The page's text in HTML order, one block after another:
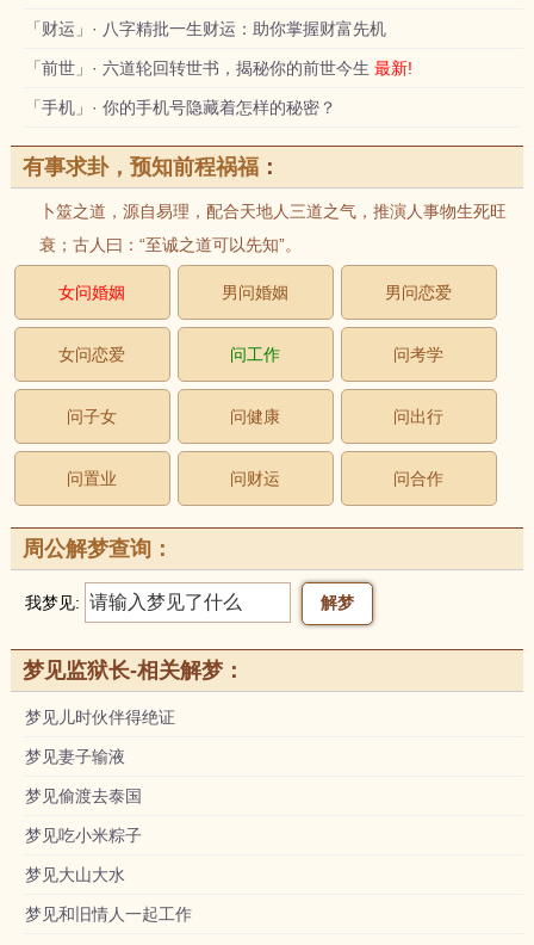
「财运」· 八字精批一生财运：助你掌握财富先机
「前世」· 六道轮回转世书，揭秘你的前世今生 最新!
「手机」· 你的手机号隐藏着怎样的秘密？
有事求卦，预知前程祸福：
卜筮之道，源自易理，配合天地人三道之气，推演人事物生死旺
衰；古人曰：“至诚之道可以先知”。
女问婚姻 男问婚姻 男问恋爱
女问恋爱 问工作 问考学
问子女 问健康 问出行
问置业 问财运 问合作
周公解梦查询：
我梦见:
梦见监狱长-相关解梦：
梦见儿时伙伴得绝证
梦见妻子输液
梦见偷渡去泰国
梦见吃小米粽子
梦见大山大水
梦见和旧情人一起工作